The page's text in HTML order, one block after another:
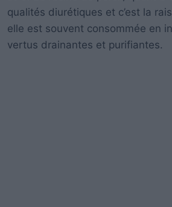
qualités diurétiques et c’est la
elle est souvent consommée en
vertus drainantes et purifiantes.